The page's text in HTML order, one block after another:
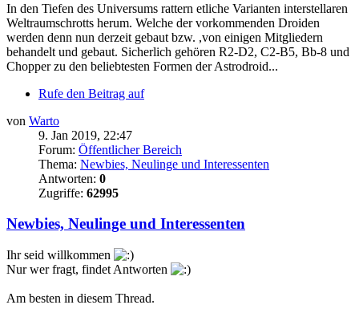
In den Tiefen des Universums rattern etliche Varianten interstellaren
Weltraumschrotts herum. Welche der vorkommenden Droiden
werden denn nun derzeit gebaut bzw. ,von einigen Mitgliedern
behandelt und gebaut. Sicherlich gehören R2-D2, C2-B5, Bb-8 und
Chopper zu den beliebtesten Formen der Astrodroid...
Rufe den Beitrag auf
von Warto
9. Jan 2019, 22:47
Forum: Öffentlicher Bereich
Thema: Newbies, Neulinge und Interessenten
Antworten: 0
Zugriffe: 62995
Newbies, Neulinge und Interessenten
Ihr seid willkommen
Nur wer fragt, findet Antworten
Am besten in diesem Thread.